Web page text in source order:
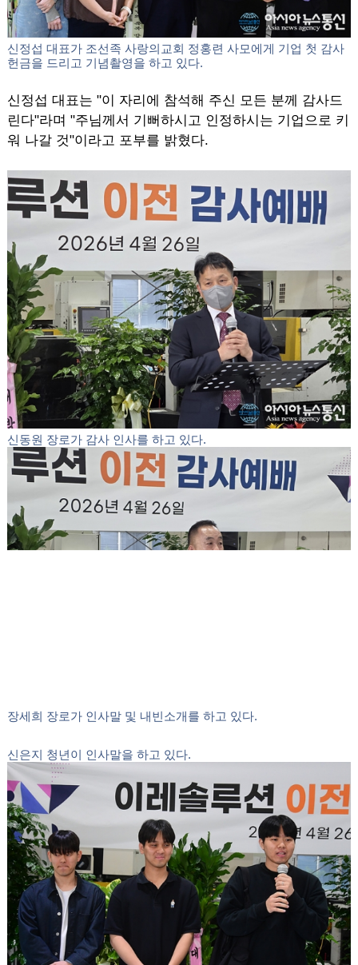
신정섭 대표가 인사말을 하고 있다.
왼쪽부터 신정섭 대표, 신은지 청년, 장난희 권사, 신동원 장로가
기념촬영을 하고 있다.
특히 신정섭 대표는 이번 이전을 기점으로 5가지 핵심 기
도 제목을 공유했다. ▲이레솔루션이 세상의 사업장이 아
닌 믿음의 사업장으로 설 것 ▲주의 때에 믿음의 배우자
를 만나 행복한 가정을 이룰 것 ▲장하준 선교사와 전채
현 사모의 영적 전쟁 승리와 건강 ▲주님이 맡기신 선사
모 청년부 회장 사역의 충실한 감당 ▲어떤 상황에서도
교만하지 않고 겸손하게 살아갈 것 등이다.
신정섭 대표가 광고를 전달하고 있다.
신정섭 대표가 조선족 사랑의교회 정홍련 사모에게 기업 첫 감사
헌금을 드리고 기념촬영을 하고 있다.
신정섭 대표는 "이 자리에 참석해 주신 모든 분께 감사드
린다"라며 "주님께서 기뻐하시고 인정하시는 기업으로 키
워 나갈 것"이라고 포부를 밝혔다.